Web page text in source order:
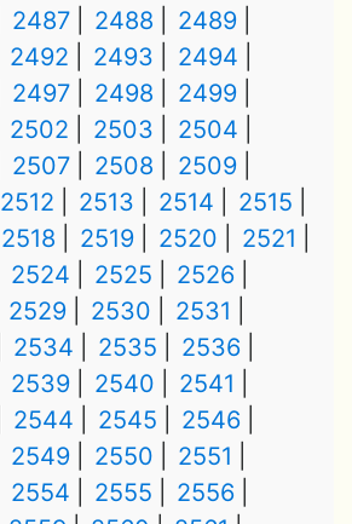
2487 2488
2489
2492 2493
2494
2497 2498
2499
2502 2503
2504
2507 2508
2509
2512 2513 2514
2515
2518 2519 2520
2521
2524 2525
2526
2529 2530
2531
2534 2535
2536
2539 2540
2541
2544 2545
2546
2549 2550
2551
2554 2555
2556